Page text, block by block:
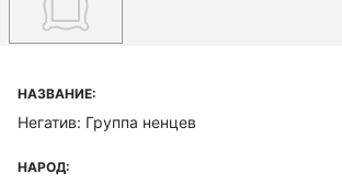
НАЗВАНИЕ:
Негатив: Группа ненцев
НАРОД: